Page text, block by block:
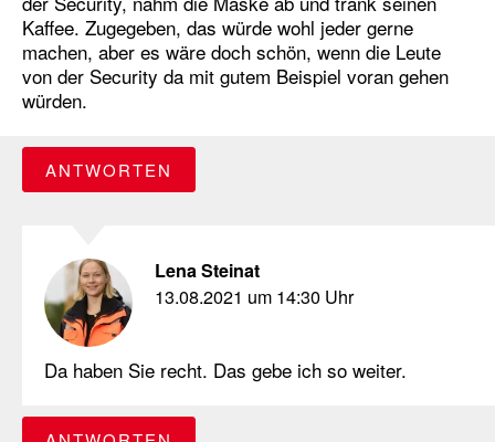
Kaffee. Zugegeben, das würde wohl jeder gerne
machen, aber es wäre doch schön, wenn die Leute
von der Security da mit gutem Beispiel voran gehen
würden.
ANTWORTEN
Lena Steinat
13.08.2021 um 14:30 Uhr
Da haben Sie recht. Das gebe ich so weiter.